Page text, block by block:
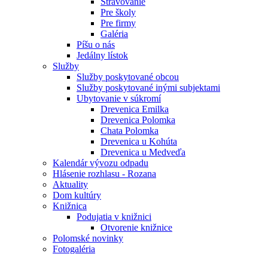
Pre školy
Pre firmy
Galéria
Píšu o nás
Jedálny lístok
Služby
Služby poskytované obcou
Služby poskytované inými subjektami
Ubytovanie v súkromí
Drevenica Emilka
Drevenica Polomka
Chata Polomka
Drevenica u Kohúta
Drevenica u Medveďa
Kalendár vývozu odpadu
Hlásenie rozhlasu - Rozana
Aktuality
Dom kultúry
Knižnica
Podujatia v knižnici
Otvorenie knižnice
Polomské novinky
Fotogaléria